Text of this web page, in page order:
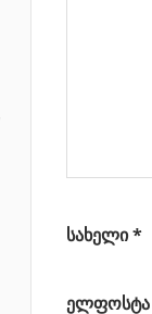
სახელი*
ელფოსტა